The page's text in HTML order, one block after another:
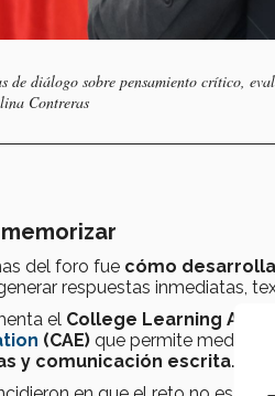
de diálogo sobre pensamiento crítico,
Contreras
del foro fue cómo
respuestas inmediatas,
el College Learning
(CAE) que permite medir
y comunicación escrita.